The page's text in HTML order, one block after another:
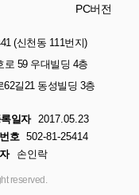
PC버전
(신천동 111번지)
59 우대빌딩 4층
길21 동성빌딩 3층
일자
2017.05.23
호
502-81-25414
손인락
reserved.